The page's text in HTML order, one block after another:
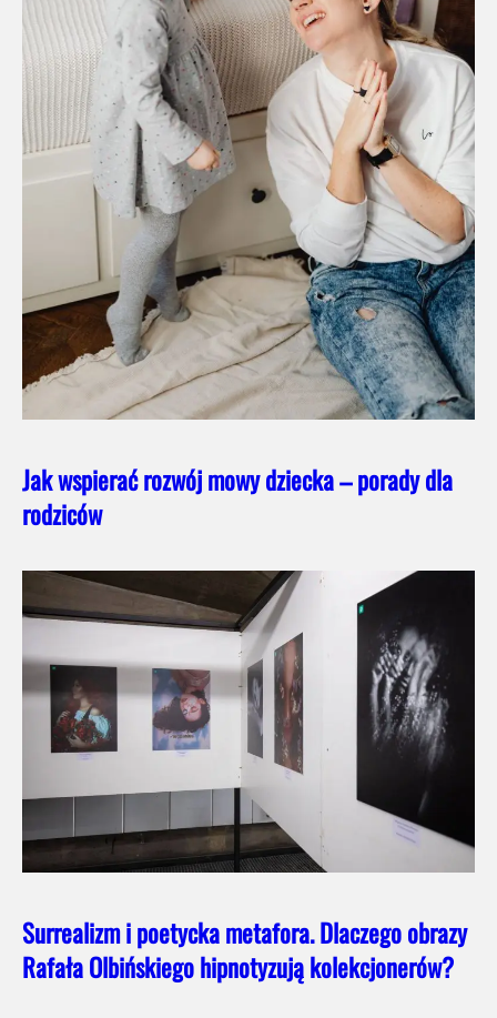
Jak wspierać rozwój mowy dziecka – porady dla
rodziców
Surrealizm i poetycka metafora. Dlaczego obrazy
Rafała Olbińskiego hipnotyzują kolekcjonerów?